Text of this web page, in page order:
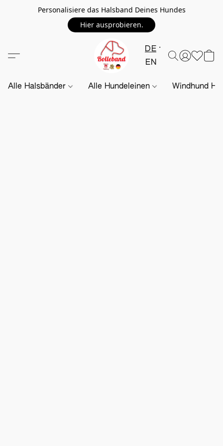
Personalisiere das Halsband Deines Hundes
Hier ausprobieren.
DE
EN
Alle Halsbänder Alle Hundeleinen Windhund